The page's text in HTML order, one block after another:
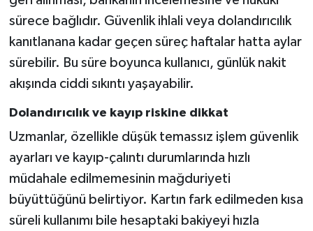
sürece bağlıdır. Güvenlik ihlali veya dolandırıcılık
kanıtlanana kadar geçen süreç haftalar hatta aylar
sürebilir. Bu süre boyunca kullanıcı, günlük nakit
akışında ciddi sıkıntı yaşayabilir.
Dolandırıcılık ve kayıp riskine dikkat
Uzmanlar, özellikle düşük temassız işlem güvenlik
ayarları ve kayıp-çalıntı durumlarında hızlı
müdahale edilmemesinin mağduriyeti
büyüttüğünü belirtiyor. Kartın fark edilmeden kısa
süreli kullanımı bile hesaptaki bakiyeyi hızla